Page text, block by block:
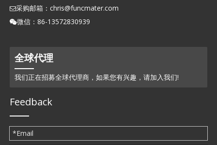
采购邮箱： chris@funcmater.com
微信：86-13572830939
全球代理
我们正在招募全球代理商，如果您有兴趣，请加入我们!
Feedback